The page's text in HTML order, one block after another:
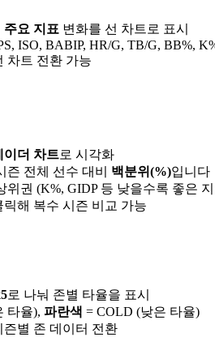
주요 지표 변화를 선 차트로 표시
ISO, BABIP, HR/G, TB/G, BB%,
차트 전환 가능
이더 차트로 시각화
즌 전체 선수 대비 백분위(%)입니다
위권 (K%, GIDP 등 낮을수록 좋은
해 복수 시즌 비교 가능
로 나눠 존별 타율을 표시
타율), 파란색 = COLD (낮은 타율)
별 존 데이터 전환